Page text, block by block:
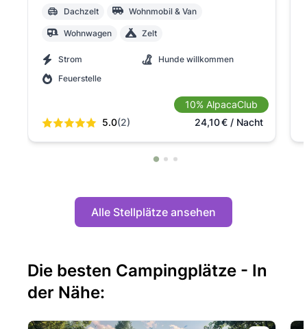
Dachzelt Wohnmobil & Van
Wohnwagen Zelt
Strom
Hunde willkommen
Feuerstelle
5.0(2)
10% AlpacaClub
24,10€/ Nacht
Alle Stellplätze ansehen
Die besten Campingplätze - In
der Nähe: